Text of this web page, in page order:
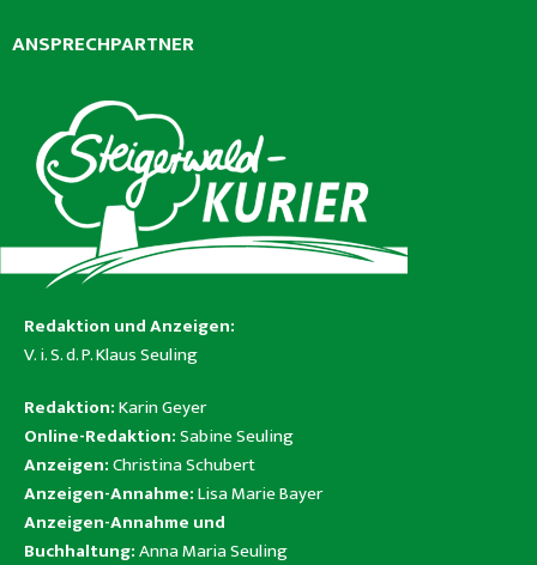
ANSPRECHPARTNER
Redaktion und Anzeigen:
V. i. S. d. P. Klaus Seuling
Redaktion:Karin Geyer
Online-Redaktion:Sabine Seuling
Anzeigen:Christina Schubert
Anzeigen-Annahme:Lisa Marie Bayer
Anzeigen-Annahme und
Buchhaltung:Anna Maria Seuling